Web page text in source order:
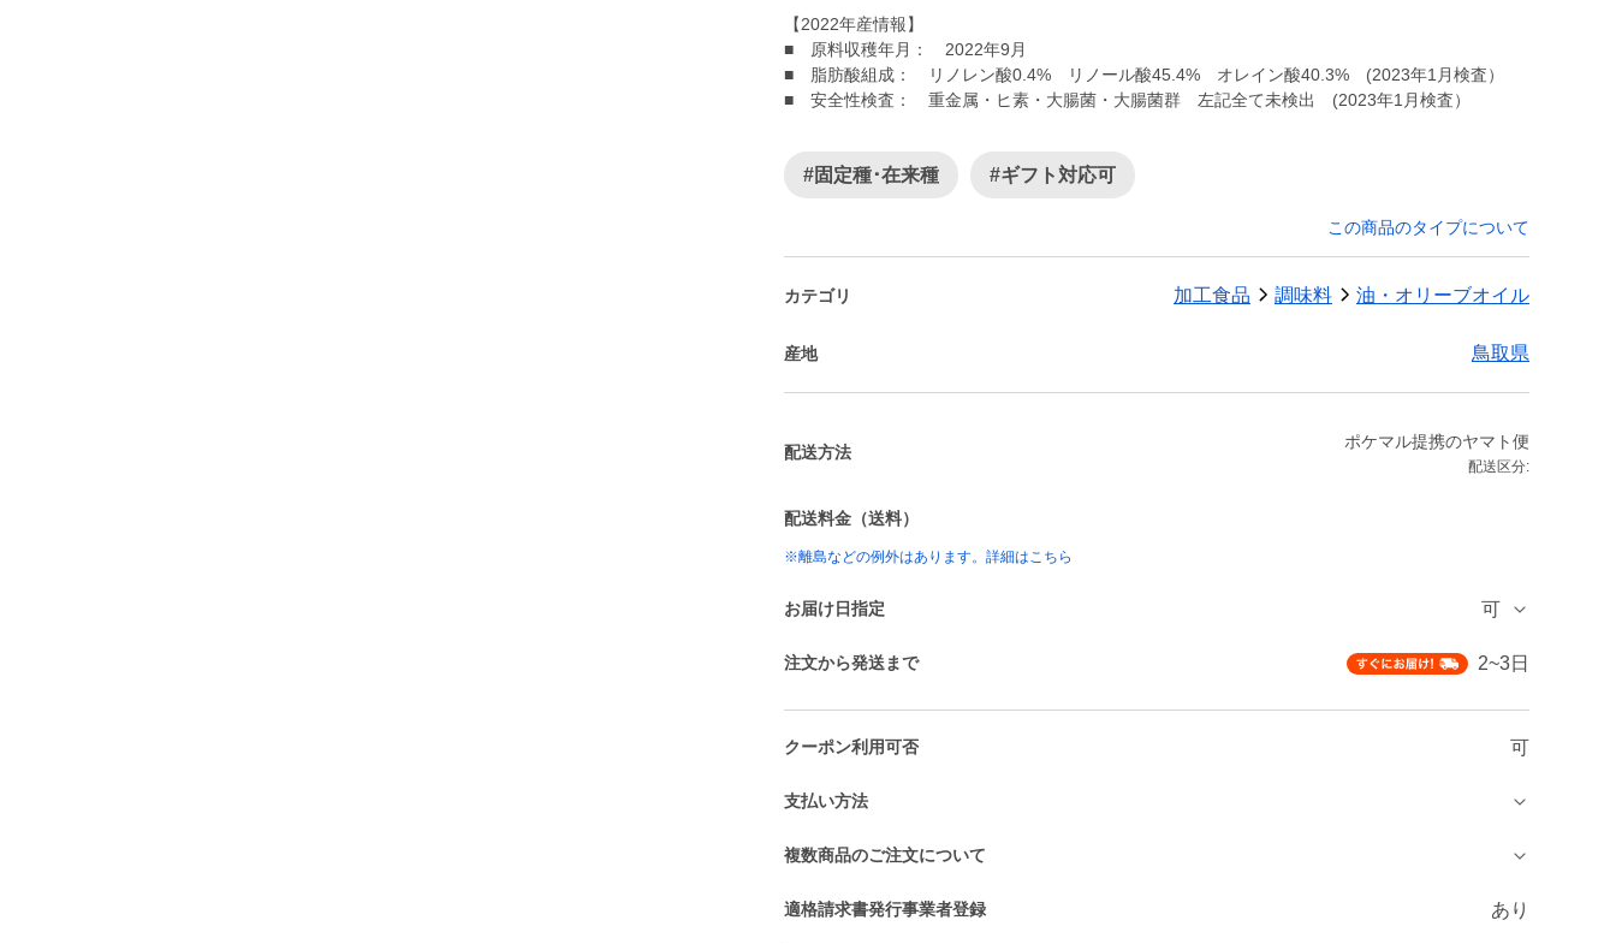
【2022年産情報】
■ 原料収穫年月： 2022年9月
■ 脂肪酸組成： リノレン酸0.4% リノール酸45.4% オレイン酸40.3% (2023年1月検査）
■ 安全性検査： 重金属・ヒ素・大腸菌・大腸菌群 左記全て未検出 (2023年1月検査）
#固定種･在来種 #ギフト対応可
この商品のタイプについて
カテゴリ 加工食品 調味料 油・オリーブオイル
産地 鳥取県
配送方法
ポケマル提携のヤマト便
配送区分:
配送料金（送料）
※離島などの例外はあります。詳細はこちら
お届け日指定 可
注文から発送まで 2~3日
クーポン利用可否 可
支払い方法
複数商品のご注文について
適格請求書発行事業者登録 あり